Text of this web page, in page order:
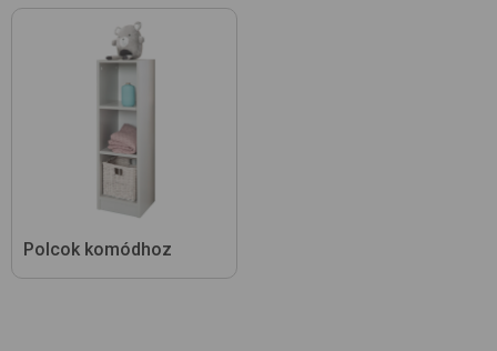
Polcok komódhoz